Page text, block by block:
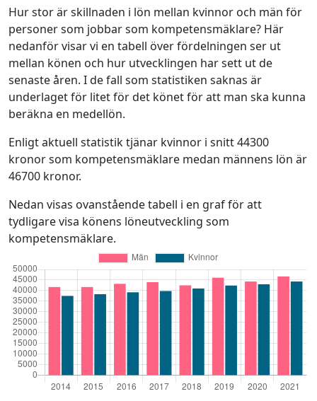
Hur stor är skillnaden i lön mellan kvinnor och män för
personer som jobbar som kompetensmäklare? Här
nedanför visar vi en tabell över fördelningen ser ut
mellan könen och hur utvecklingen har sett ut de
senaste åren. I de fall som statistiken saknas är
underlaget för litet för det könet för att man ska kunna
beräkna en medellön.
Enligt aktuell statistik tjänar kvinnor i snitt 44300
kronor som kompetensmäklare medan männens lön är
46700 kronor.
Nedan visas ovanstående tabell i en graf för att
tydligare visa könens löneutveckling som
kompetensmäklare.